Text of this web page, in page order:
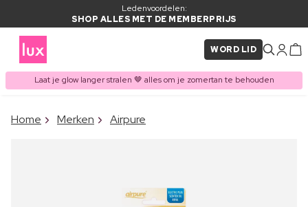
Ledenvoordelen:
SHOP ALLES MET DE MEMBERPRIJS
WORD LID
Laat je glow langer stralen 🤎 alles om je zomertan te behouden
ITEM TOEGEVOEGD AAN
Vaak samen gekocht met
Home Merken Airpure